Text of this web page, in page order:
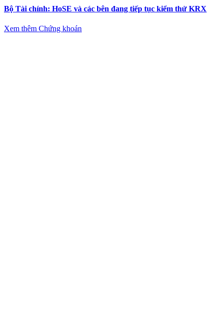
Bộ Tài chính: HoSE và các bên đang tiếp tục kiểm thử KRX
Xem thêm Chứng khoán